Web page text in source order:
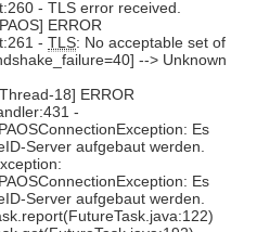
- TLS error received.
ERROR
- TLS: No acceptable set of
--> Unknown
18] ERROR
-
Es
Server aufgebaut werden.
Es
Server aufgebaut werden.